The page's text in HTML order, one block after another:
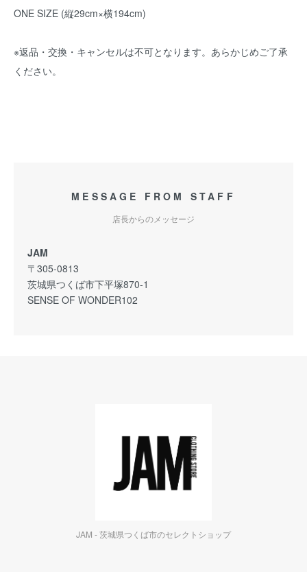
ONE SIZE (縦29cm×横194cm)
※返品・交換・キャンセルは不可となります。あらかじめご了承
ください。
MESSAGE FROM STAFF
店長からのメッセージ
JAM
〒305-0813
茨城県つくば市下平塚870-1
SENSE OF WONDER102
JAM - 茨城県つくば市のセレクトショップ